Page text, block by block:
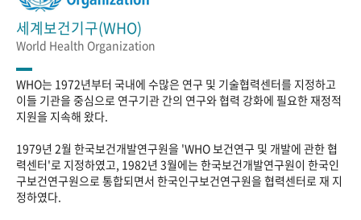
세계보건기구(WHO)
World Health Organization
WHO는 1972년부터 국내에 수많은 연구 및 기술협력센터를 지정하고
이들 기관을 중심으로 연구기관 간의 연구와 협력 강화에 필요한 재정적
지원을 지속해 왔다.
1979년 2월 한국보건개발연구원을 'WHO 보건연구 및 개발에 관한 협
력센터'로 지정하였고, 1982년 3월에는 한국보건개발연구원이 한국인
구보건연구원으로 통합되면서 한국인구보건연구원을 협력센터로 재 지
정하였다.